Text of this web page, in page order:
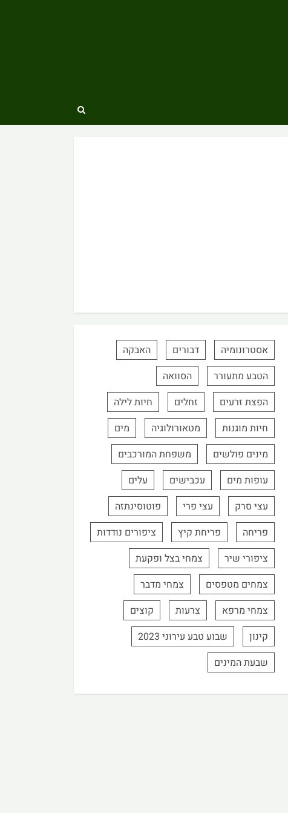
אסטרונומיה דבורים
האבקה
הטבע מתעורר
הסוואה
הפצת זרעים
זחלים
חיות לילה
חיות מוגנות
מטאורולוגיה
מים
מינים פולשים
משפחת המורכבים
עופות מים
עכבישים
עלים
עצי סרק
עצי פרי
פוטוסינתזה
פריחה
פריחת קיץ
ציפורים נודדות
ציפורי שיר
צמחי בצל ופקעת
צמחים מטפסים
צמחי מדבר
צמחי מרפא
צרעות
קוצים
קינון
שבוע טבע עירוני 2023
שבעת המינים